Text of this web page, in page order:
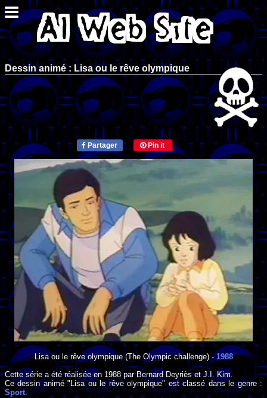
Dessin animé : Lisa ou le rêve olympique
Partager Pin it
Lisa ou le rêve olympique(The Olympic challenge) - 1988
Cette série a été réalisée en 1988parBernard DeyrièsetJ.I. Kim.
Ce dessin animé "Lisa ou le rêve olympique" est classé dans le genre :
Sport.